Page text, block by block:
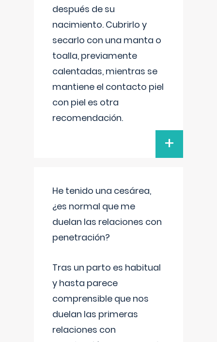
después de su
nacimiento. Cubrirlo y
secarlo con una manta o
toalla, previamente
calentadas, mientras se
mantiene el contacto piel
con piel es otra
recomendación.
+
He tenido una cesárea,
¿es normal que me
duelan las relaciones con
penetración?
Tras un parto es habitual
y hasta parece
comprensible que nos
duelan las primeras
relaciones con